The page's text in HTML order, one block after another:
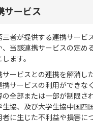
ービス
者が提供する連携サービ
当該連携サービスの定め
ます。
サービスとの連携を解消し
携サービスの利用ができな
全部または一部が制限さ
協、及び大学生協中国四
者に生じた不利益や損害に